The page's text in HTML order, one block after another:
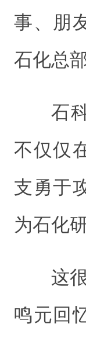
事、朋
石化总
石
不仅仅
支勇于
为石化
这
鸣元回